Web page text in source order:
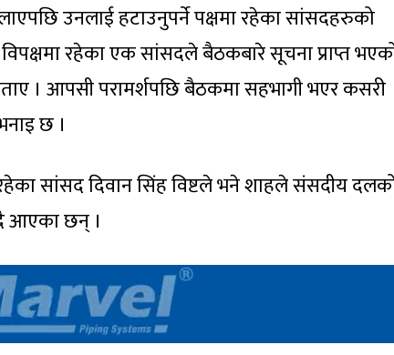
उनलाई हटाउनुपर्ने पक्षमा रहेका सांसदहरुको
रहेका एक सांसदले बैठकबारे सूचना प्राप्त
। आपसी परामर्शपछि बैठकमा सहभागी भएर कसरी
छ ।
सांसद दिवान सिंह विष्टले भने शाहले संसदीय
आएका छन् ।